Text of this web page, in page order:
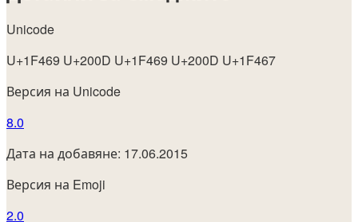
Unicode
U+1F469 U+200D U+1F469 U+200D U+1F467
Версия на Unicode
8.0
Дата на добавяне: 17.06.2015
Версия на Emoji
2.0